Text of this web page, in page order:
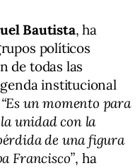
Bautista, ha
políticos
de todas las
institucional
“Es un momento para
unidad con la
de una figura
Francisco”, ha